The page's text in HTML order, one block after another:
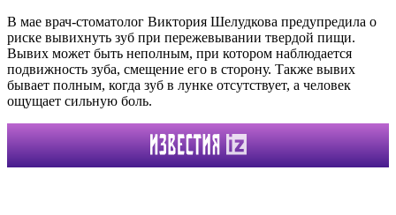
В мае врач-стоматолог Виктория Шелудкова предупредила о
риске вывихнуть зуб при пережевывании твердой пищи.
Вывих может быть неполным, при котором наблюдается
подвижность зуба, смещение его в сторону. Также вывих
бывает полным, когда зуб в лунке отсутствует, а человек
ощущает сильную боль.